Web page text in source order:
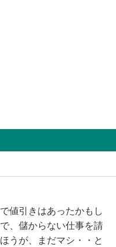
値引きはあったかもし
、儲からない仕事を請
うが、まだマシ・・と